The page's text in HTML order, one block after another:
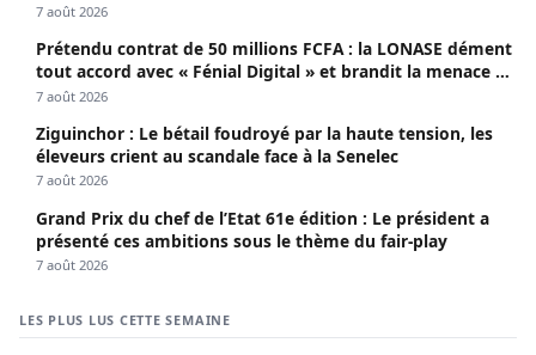
7 août 2026
Prétendu contrat de 50 millions FCFA : la LONASE dément
tout accord avec « Fénial Digital » et brandit la menace de
poursuites
7 août 2026
Ziguinchor : Le bétail foudroyé par la haute tension, les
éleveurs crient au scandale face à la Senelec
7 août 2026
Grand Prix du chef de l’Etat 61e édition : Le président a
présenté ces ambitions sous le thème du fair-play
7 août 2026
LES PLUS LUS CETTE SEMAINE